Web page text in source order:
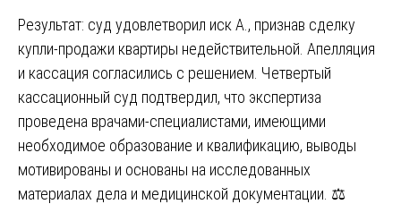
Результат: суд удовлетворил иск А., признав сделку
купли-продажи квартиры недействительной. Апелляция
и кассация согласились с решением. Четвертый
кассационный суд подтвердил, что экспертиза
проведена врачами-специалистами, имеющими
необходимое образование и квалификацию, выводы
мотивированы и основаны на исследованных
материалах дела и медицинской документации. ⚖️